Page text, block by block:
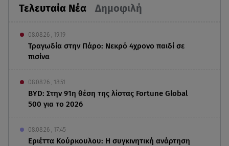
Τελευταία Νέα Δημοφιλή
08.08.26 , 19:19
Τραγωδία στην Πάρο: Νεκρό 4χρονο παιδί σε
πισίνα
08.08.26 , 18:51
BYD: Στην 91η θέση της λίστας Fortune Global
500 για το 2026
08.08.26 , 17:45
Εριέττα Κούρκουλου: Η συγκινητική ανάρτηση